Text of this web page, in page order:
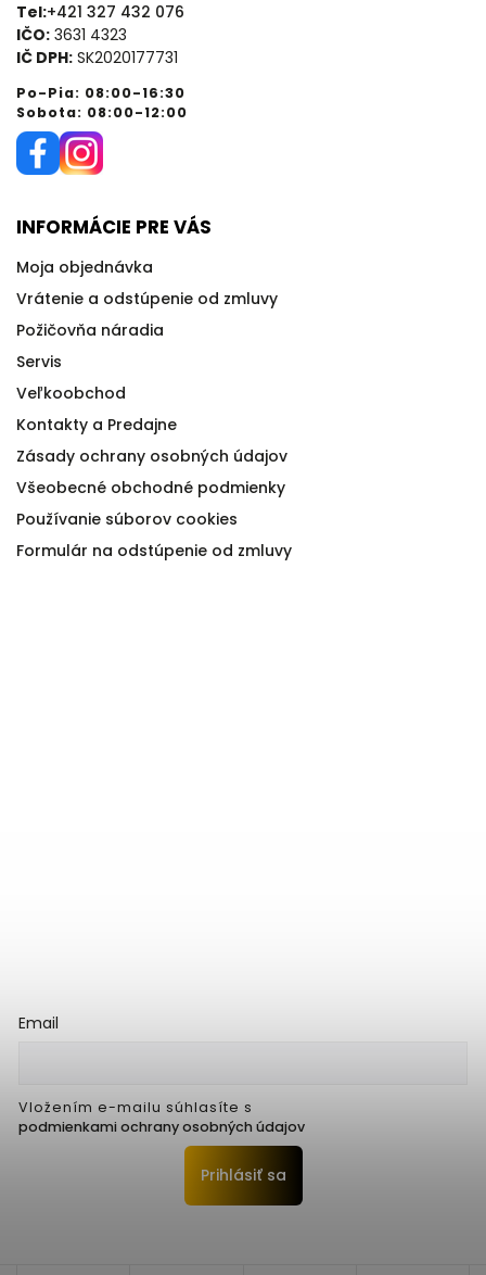
Tel:+421 327 432 076
IČO: 3631 4323
IČ DPH: SK2020177731
Po-Pia: 08:00-16:30
Sobota: 08:00-12:00
INFORMÁCIE PRE VÁS
Moja objednávka
Vrátenie a odstúpenie od zmluvy
Požičovňa náradia
Servis
Veľkoobchod
Kontakty a Predajne
Zásady ochrany osobných údajov
Všeobecné obchodné podmienky
Používanie súborov cookies
Formulár na odstúpenie od zmluvy
Email
Vložením e-mailu súhlasíte s
podmienkami ochrany osobných údajov
Prihlásiť sa